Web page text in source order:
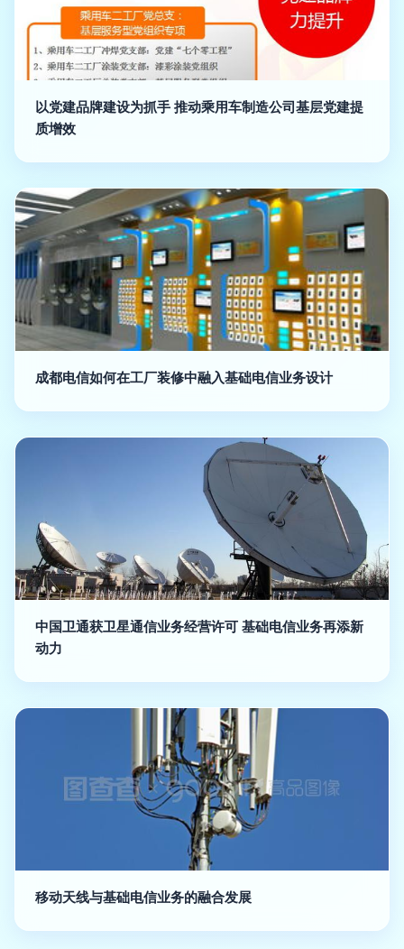
以党建品牌建设为抓手 推动乘用车制造公司基层党建提
质增效
成都电信如何在工厂装修中融入基础电信业务设计
中国卫通获卫星通信业务经营许可 基础电信业务再添新
动力
移动天线与基础电信业务的融合发展